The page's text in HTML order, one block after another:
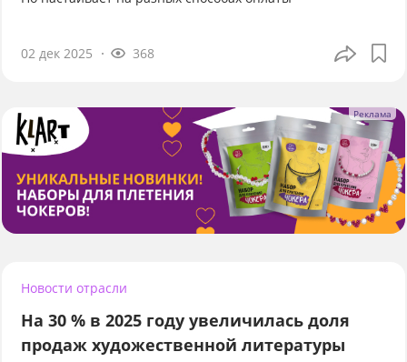
02 дек 2025 368
Новости отрасли
На 30 % в 2025 году увеличилась доля
продаж художественной литературы